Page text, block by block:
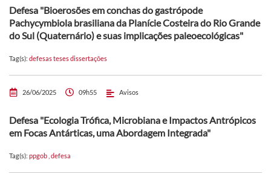
Defesa "Bioerosões em conchas do gastrópode
Pachycymbiola brasiliana da Planície Costeira do Rio Grande
do Sul (Quaternário) e suas implicações paleoecológicas"
Tag(s): defesas teses dissertações
26/06/2025 09h55 Avisos
Defesa "Ecologia Trófica, Microbiana e Impactos Antrópicos
em Focas Antárticas, uma Abordagem Integrada"
Tag(s): ppgob defesa